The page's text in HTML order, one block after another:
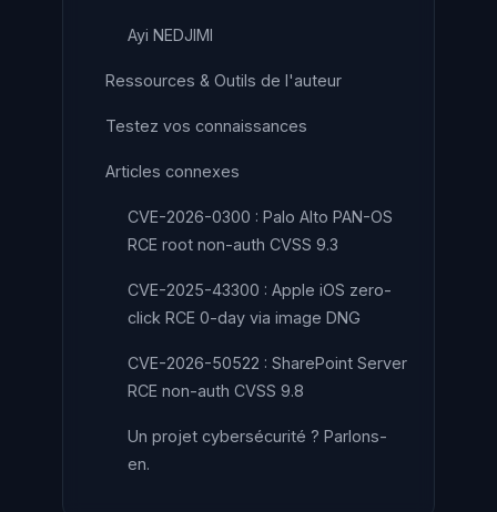
Ayi NEDJIMI
Ressources & Outils de l'auteur
Testez vos connaissances
Articles connexes
CVE-2026-0300 : Palo Alto PAN-OS
RCE root non-auth CVSS 9.3
CVE-2025-43300 : Apple iOS zero-
click RCE 0-day via image DNG
CVE-2026-50522 : SharePoint Server
RCE non-auth CVSS 9.8
Un projet cybersécurité ? Parlons-
en.